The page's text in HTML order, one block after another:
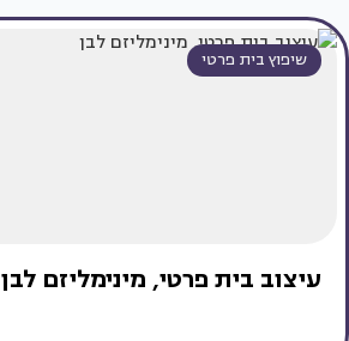
שיפוץ בית פרטי
עיצוב בית פרטי, מינימליזם לבן